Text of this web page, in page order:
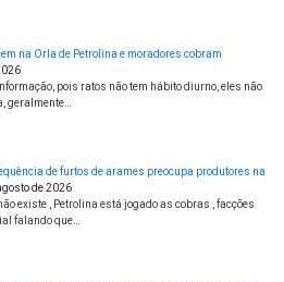
na Orla de Petrolina e moradores cobram
pois ratos não tem hábito diurno, eles não
geralmente…
de furtos de arames preocupa produtores na
de 2026
existe , Petrolina está jogado as cobras , facções
falando que…